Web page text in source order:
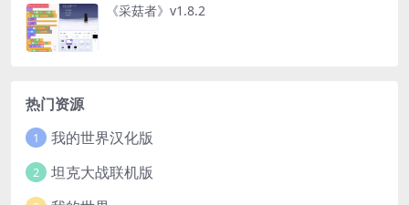
《采菇者》v1.8.2
热门资源
1 我的世界汉化版
2 坦克大战联机版